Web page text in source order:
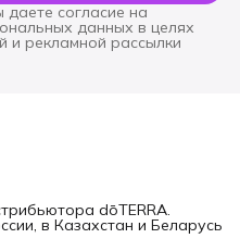
согласие на
данных в целях
и рекламной рассылки
dōTERRA.
в Казахстан и Беларусь